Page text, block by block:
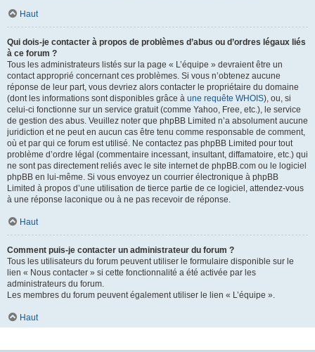
Haut
Qui dois-je contacter à propos de problèmes d’abus ou d’ordres légaux liés
à ce forum ?
Tous les administrateurs listés sur la page « L’équipe » devraient être un
contact approprié concernant ces problèmes. Si vous n’obtenez aucune
réponse de leur part, vous devriez alors contacter le propriétaire du domaine
(dont les informations sont disponibles grâce à une requête WHOIS), ou, si
celui-ci fonctionne sur un service gratuit (comme Yahoo, Free, etc.), le service
de gestion des abus. Veuillez noter que phpBB Limited n’a absolument aucune
juridiction et ne peut en aucun cas être tenu comme responsable de comment,
où et par qui ce forum est utilisé. Ne contactez pas phpBB Limited pour tout
problème d’ordre légal (commentaire incessant, insultant, diffamatoire, etc.) qui
ne sont pas directement reliés avec le site internet de phpBB.com ou le logiciel
phpBB en lui-même. Si vous envoyez un courrier électronique à phpBB
Limited à propos d’une utilisation de tierce partie de ce logiciel, attendez-vous
à une réponse laconique ou à ne pas recevoir de réponse.
Haut
Comment puis-je contacter un administrateur du forum ?
Tous les utilisateurs du forum peuvent utiliser le formulaire disponible sur le
lien « Nous contacter » si cette fonctionnalité a été activée par les
administrateurs du forum.
Les membres du forum peuvent également utiliser le lien « L’équipe ».
Haut